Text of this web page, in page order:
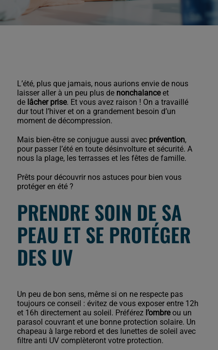
L’été, plus que jamais, nous aurions envie de nous
laisser aller à un peu plus de nonchalanceet
de lâcher prise. Et vous avez raison ! On a travaillé
dur tout l’hiver et on a grandement besoin d’un
moment de décompression.
Mais bien-être se conjugue aussi avec prévention,
pour passer l’été en toute désinvolture et sécurité. A
nous la plage, les terrasses et les fêtes de famille.
Prêts pour découvrir nos astuces pour bien vous
protéger en été ?
PRENDRE SOIN DE SA
PEAU ET SE PROTÉGER
DES UV
Un peu de bon sens, même si on ne respecte pas
toujours ce conseil : évitez de vous exposer entre 12h
et 16h directement au soleil. Préférez l’ombreou un
parasol couvrant et une bonne protection solaire. Un
chapeau à large rebord et des lunettes de soleil avec
filtre anti UV complèteront votre protection.